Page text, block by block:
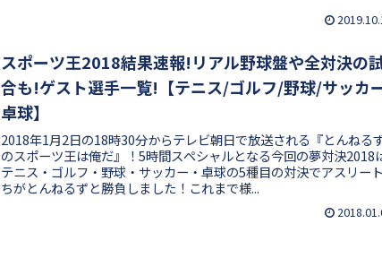
スポーツ王2018結果速報!リアル野球盤や全対決の
合も!ゲスト選手一覧!【テニス/ゴルフ/野球/サッカ
卓球】
2018年1月2日の18時30分からテレビ朝日で放送される『とんねる
のスポーツ王は俺だ』！5時間スペシャルとなる今回の夢対決2018
テニス・ゴルフ・野球・サッカー・卓球の5種目の対決でアスリー
ちがとんねるずと勝負しました！これまで様...